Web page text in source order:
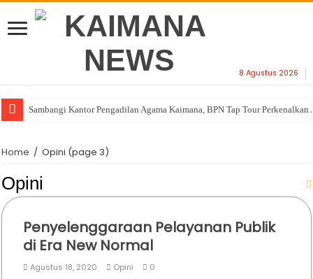
8 Agustus 2026
Sambangi Kantor Pengadilan Agama Kaimana, BPN Tap Tour
Home / Opini (page 3)
Opini
Penyelenggaraan Pelayanan Publik
di Era New Normal
Agustus 18, 2020 Opini 0